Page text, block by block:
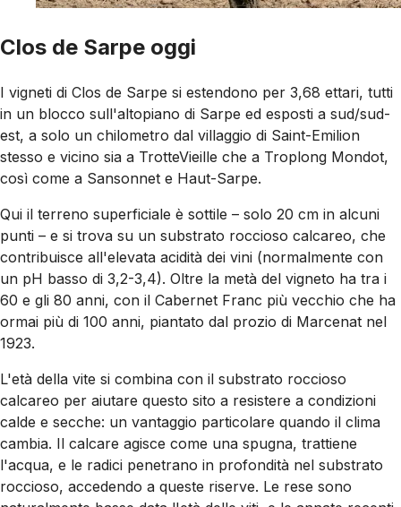
Clos de Sarpe oggi
I vigneti di Clos de Sarpe si estendono per 3,68 ettari, tutti
in un blocco sull'altopiano di Sarpe ed esposti a sud/sud-
est, a solo un chilometro dal villaggio di Saint-Emilion
stesso e vicino sia a TrotteVieille che a Troplong Mondot,
così come a Sansonnet e Haut-Sarpe.
Qui il terreno superficiale è sottile – solo 20 cm in alcuni
punti – e si trova su un substrato roccioso calcareo, che
contribuisce all'elevata acidità dei vini (normalmente con
un pH basso di 3,2-3,4). Oltre la metà del vigneto ha tra i
60 e gli 80 anni, con il Cabernet Franc più vecchio che ha
ormai più di 100 anni, piantato dal prozio di Marcenat nel
1923.
L'età della vite si combina con il substrato roccioso
calcareo per aiutare questo sito a resistere a condizioni
calde e secche: un vantaggio particolare quando il clima
cambia. Il calcare agisce come una spugna, trattiene
l'acqua, e le radici penetrano in profondità nel substrato
roccioso, accedendo a queste riserve. Le rese sono